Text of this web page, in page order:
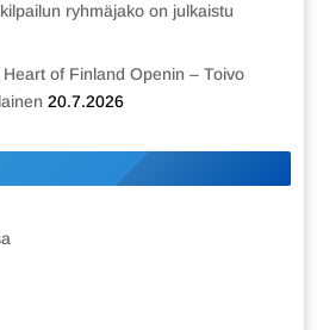
ryhmäjako on julkaistu
of Finland Openin – Toivo
20.7.2026